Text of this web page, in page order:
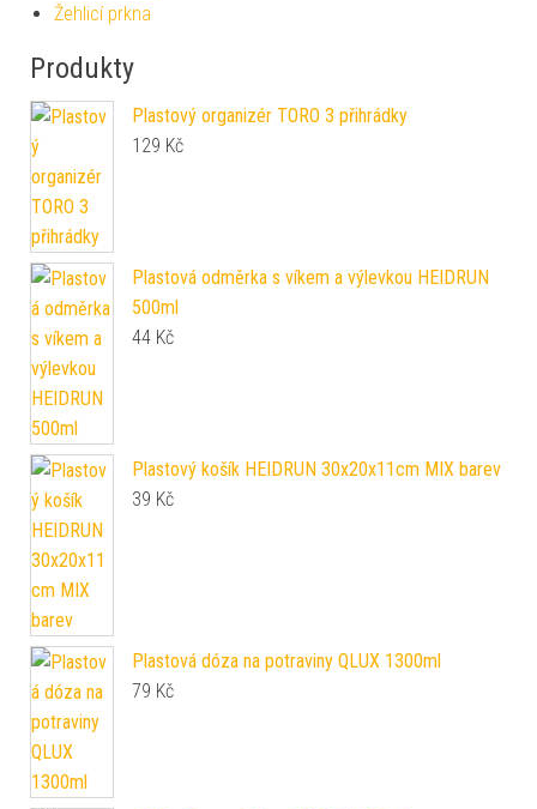
Žehlicí prkna
Produkty
Plastový organizér TORO 3 přihrádky
129 Kč
Plastová odměrka s víkem a výlevkou HEIDRUN
500ml
44 Kč
Plastový košík HEIDRUN 30x20x11cm MIX barev
39 Kč
Plastová dóza na potraviny QLUX 1300ml
79 Kč